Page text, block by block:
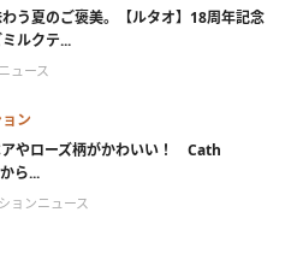
う夏のご褒美。【ルタオ】18周年記念
ルクテ...
ュース
ン
アやローズ柄がかわいい！ Cath
ら...
ョンニュース